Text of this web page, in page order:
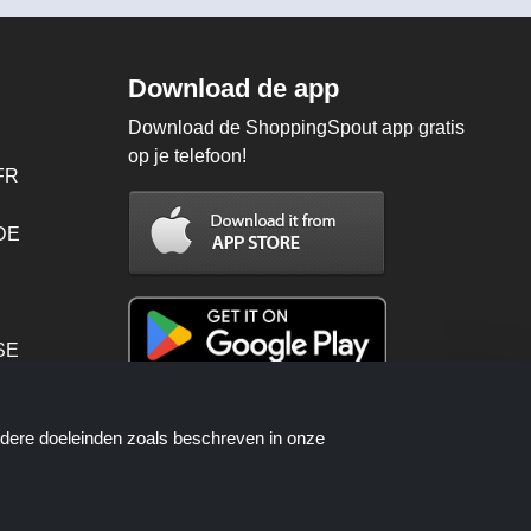
Download de app
Download de ShoppingSpout app gratis
op je telefoon!
doeleinden zoals beschreven in onze